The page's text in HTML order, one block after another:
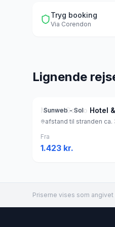
Tryg booking
Via Corendon
Lignende
Sunweb - Sol
Monte Gordo Hotel
Fra
1.423 kr.
Priserne vises som